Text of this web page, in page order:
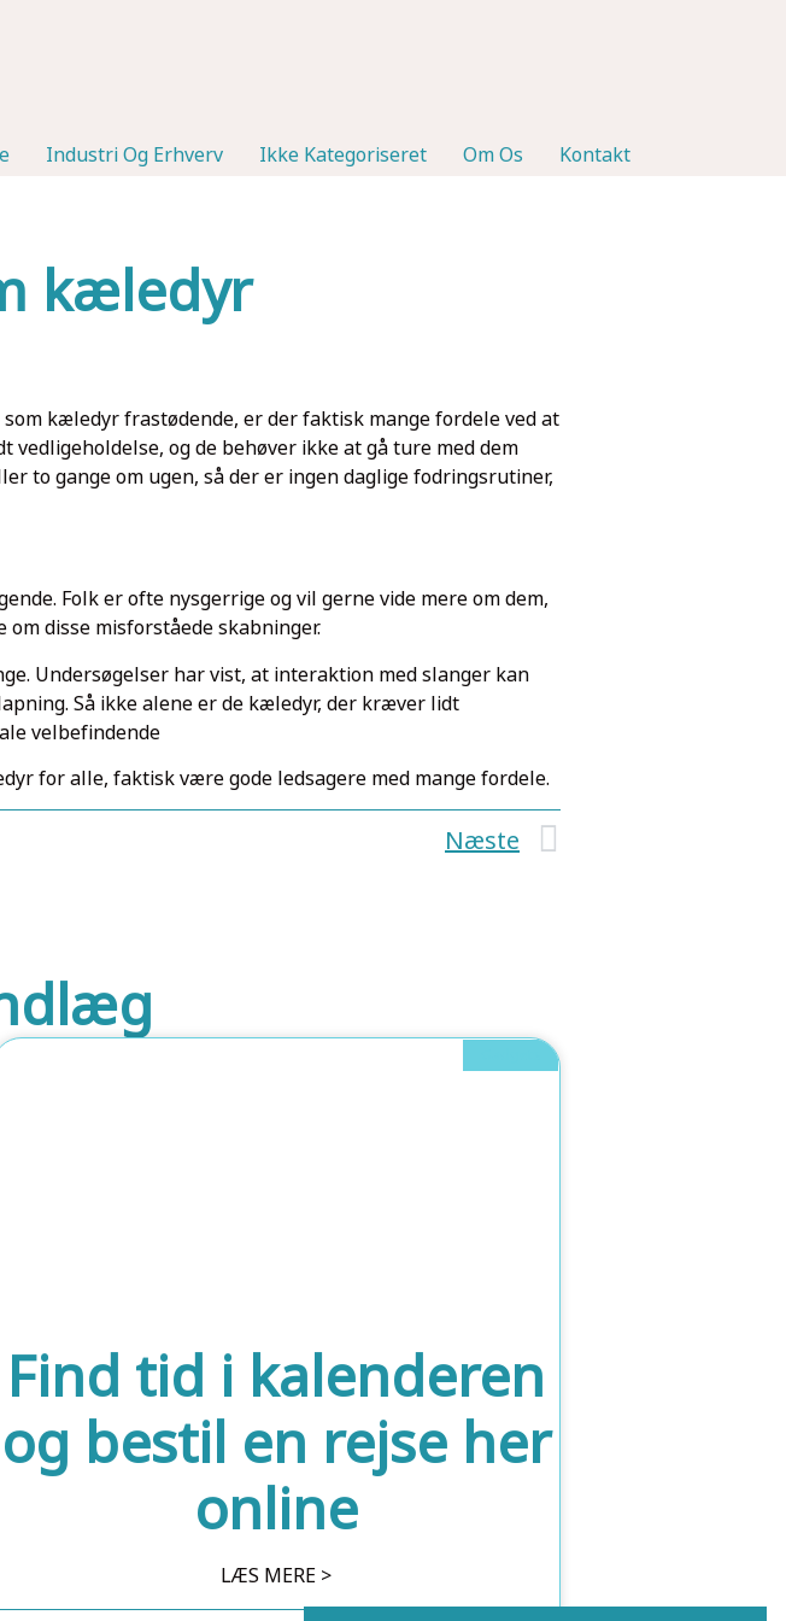
Industri Og Erhverv Ikke Kategoriseret Om Os Kontakt
kæledyr
kæledyr frastødende, er der faktisk mange fordele ved at
og de behøver ikke at gå ture med dem
to gange om ugen, så der er ingen daglige fodringsrutiner,
Folk er ofte nysgerrige og vil gerne vide mere om dem,
disse misforståede skabninger.
Undersøgelser har vist, at interaktion med slanger kan
Så ikke alene er de kæledyr, der kræver lidt
velbefindende
for alle, faktisk være gode ledsagere med mange fordele.
Næste
Find tid i kalenderen
og bestil en rejse her
online
LÆS MERE >